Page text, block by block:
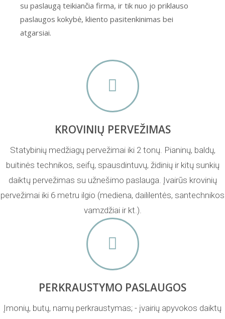
su paslaugą teikiančia firma, ir tik nuo jo priklauso
paslaugos kokybė, kliento pasitenkinimas bei
atgarsiai.
KROVINIŲ PERVEŽIMAS
Statybinių medžiagų pervežimai iki 2 tonų. Pianinų, baldų,
buitinės technikos, seifų, spausdintuvų, židinių ir kitų sunkių
daiktų pervežimas su užnešimo paslauga. Įvairūs krovinių
pervežimai iki 6 metru ilgio (mediena, daililentės, santechnikos
vamzdžiai ir kt.).
PERKRAUSTYMO PASLAUGOS
Įmonių, butų, namų perkraustymas; - įvairių apyvokos daiktų